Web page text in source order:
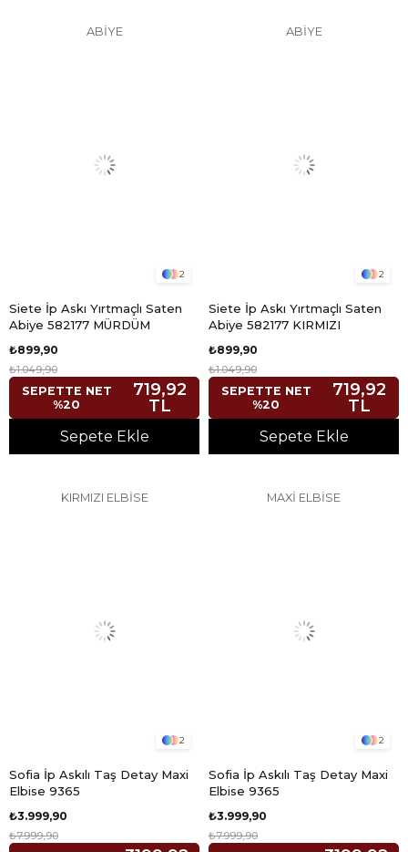
ABİYE
2
Siete İp Askı Yırtmaçlı Saten
Abiye 582177 MÜRDÜM
₺899,90
₺1.049,90
SEPETTE NET
%20
719,92
TL
Sepete Ekle
ABİYE
2
Siete İp Askı Yırtmaçlı Saten
Abiye 582177 KIRMIZI
₺899,90
₺1.049,90
SEPETTE NET
%20
719,92
TL
Sepete Ekle
KIRMIZI ELBİSE
2
Sofia İp Askılı Taş Detay Maxi
Elbise 9365
₺3.999,90
₺7.999,90
MAXİ ELBİSE
2
Sofia İp Askılı Taş Detay Maxi
Elbise 9365
₺3.999,90
₺7.999,90